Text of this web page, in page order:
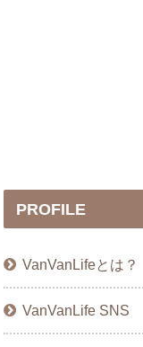
PROFILE
VanVanLifeとは？
VanVanLife SNS